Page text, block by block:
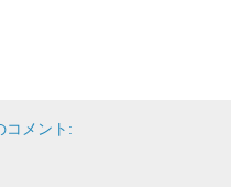
コメント: